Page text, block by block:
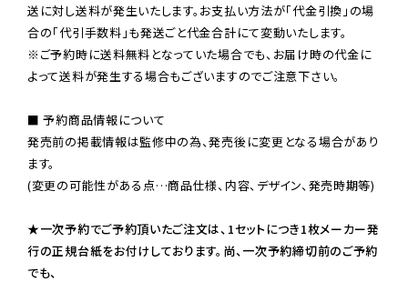
送に対し送料が発生いたします。お支払い方法が「代金引換」の場
※ご予約時に送料無料となっていた場合でも、お届け時の代金に
よって送料が発生する場合もございますのでご注意下さい。
■ 予約商品情報について
発売前の掲載情報は監修中の為、発売後に変更となる場合があり
ます。
(変更の可能性がある点…商品仕様、内容、デザイン、発売時期等)
★一次予約でご予約頂いたご注文は、1セットにつき1枚メーカー発
行の正規台紙をお付けしております。尚、一次予約締切前のご予約
でも、